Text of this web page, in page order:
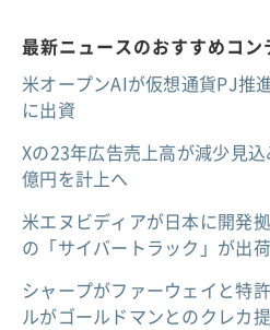
最新ニュースのおすすめコン
米オープンAIが仮想通貨PJ推
に出資
Xの23年広告売上高が減少見
億円を計上へ
米エヌビディアが日本に開発
の「サイバートラック」が出
シャープがファーウェイと特
ルがゴールドマンとのクレカ